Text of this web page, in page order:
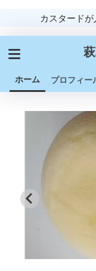
カスタード
ホーム プロフィー